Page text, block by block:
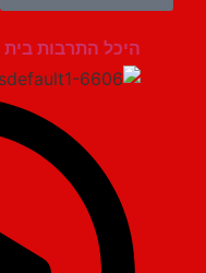
היכל התרבות בית העם